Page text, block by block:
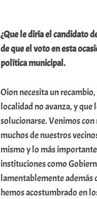
¿Que le diría el candidato
de que el voto en esta
política municipal.
Oion necesita un
localidad no avanza, y que
solucionarse. Venimos
muchos de nuestros
mismo y lo más
instituciones como
lamentablemente además
hemos acostumbrado en